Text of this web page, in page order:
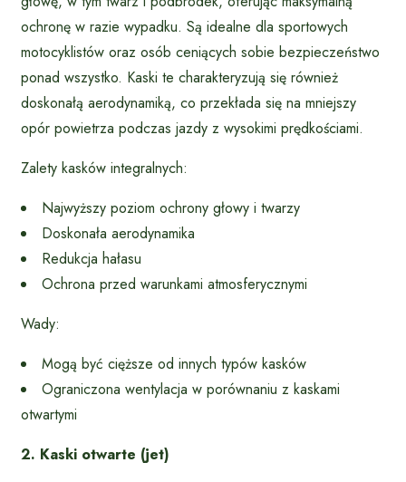
ochronę w razie wypadku. Są idealne dla sportowych
motocyklistów oraz osób ceniących sobie bezpieczeństwo
ponad wszystko. Kaski te charakteryzują się również
doskonałą aerodynamiką, co przekłada się na mniejszy
opór powietrza podczas jazdy z wysokimi prędkościami.
Zalety kasków integralnych:
Najwyższy poziom ochrony głowy i twarzy
Doskonała aerodynamika
Redukcja hałasu
Ochrona przed warunkami atmosferycznymi
Wady:
Mogą być cięższe od innych typów kasków
Ograniczona wentylacja w porównaniu z kaskami
otwartymi
2. Kaski otwarte (jet)